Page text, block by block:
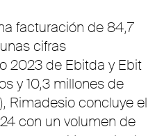
facturación de 84,7
cifras
2023 de Ebitda y Ebit
y 10,3 millones de
Rimadesio concluye el
con un volumen de